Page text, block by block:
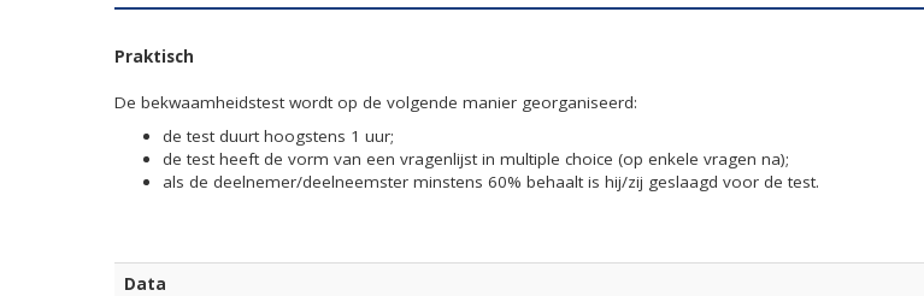
Praktisch
De bekwaamheidstest wordt op de volgende manier georganiseerd:
de test duurt hoogstens 1 uur;
de test heeft de vorm van een vragenlijst in multiple choice (op enkele vragen na);
als de deelnemer/deelneemster minstens 60% behaalt is hij/zij geslaagd voor de test.
Data